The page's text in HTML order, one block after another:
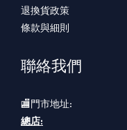
退換貨政策
條款與細則
聯絡我們
🏬門市地址:
總店: